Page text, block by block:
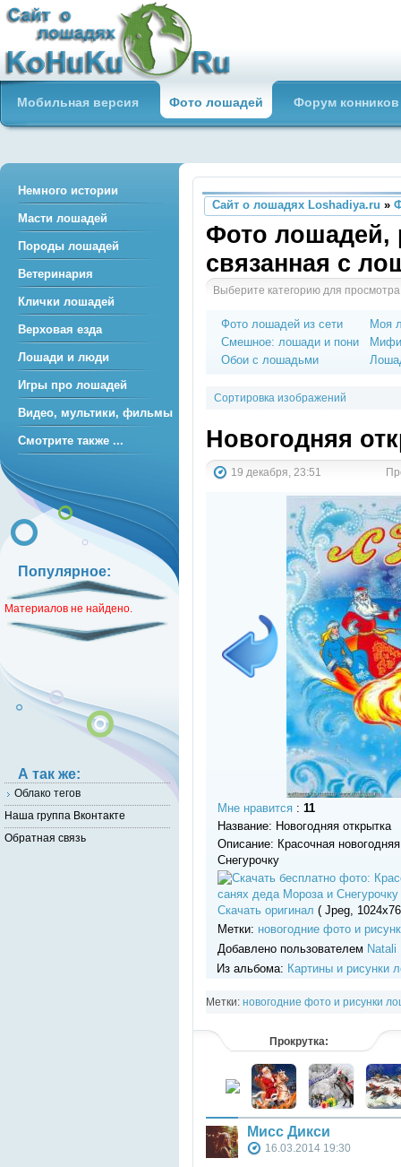
Сайт о лошадях loshadiya.ru
Приветствуем всех любителей
лошадей и конного спорта!
Мобильная версия Фото лошадей Форум конников
Сайт о лошадях Loshadiya.ru »
Фото лошадей,
связанная с
Выберите категорию для
Фото лошадей из сети
Смешное: лошади и пони
Обои с лошадьми
Моя
Сортировка изображений
Новогодняя
19 декабря, 23:51
Мне нравится : 11
Название: Новогодняя открытка
Описание: Красочная
Снегурочку
Скачать оригинал ( Jpeg,
Метки: новогодние фото и
Добавлено пользователем Natali
Из альбома: Картины и рисунки
Метки: новогодние фото и рисунки
Прокрутка:
Мисс Дикси
16.03.2014 19:30
Немного истории
Масти лошадей
Породы лошадей
Ветеринария
Клички лошадей
Верховая езда
Лошади и люди
Игры про лошадей
Видео, мультики, фильмы
Смотрите также ...
Популярное:
Материалов не найдено.
А так же:
Облако тегов
Наша группа Вконтакте
Обратная связь